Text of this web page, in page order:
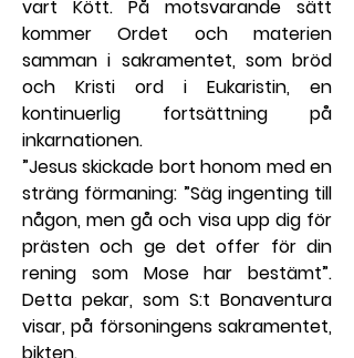
vart Kött. På motsvarande sätt
kommer Ordet och materien
samman i sakramentet, som bröd
och Kristi ord i Eukaristin, en
kontinuerlig fortsättning på
inkarnationen.
”Jesus skickade bort honom med en
sträng förmaning: ”Säg ingenting till
någon, men gå och visa upp dig för
prästen och ge det offer för din
rening som Mose har bestämt”.
Detta pekar, som S:t Bonaventura
visar, på försoningens sakramentet,